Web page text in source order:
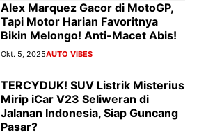
Alex Marquez Gacor di MotoGP,
Tapi Motor Harian Favoritnya
Bikin Melongo! Anti-Macet Abis!
Okt. 5, 2025AUTO VIBES
TERCYDUK! SUV Listrik Misterius
Mirip iCar V23 Seliweran di
Jalanan Indonesia, Siap Guncang
Pasar?